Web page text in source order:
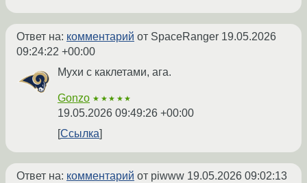
Ответ на: комментарий от SpaceRanger 19.05.2026
09:24:22 +00:00
Мухи с каклетами, ага.
Gonzo ★★★★★
19.05.2026 09:49:26 +00:00
Ссылка
Ответ на: комментарий от piwww 19.05.2026 09:02:13